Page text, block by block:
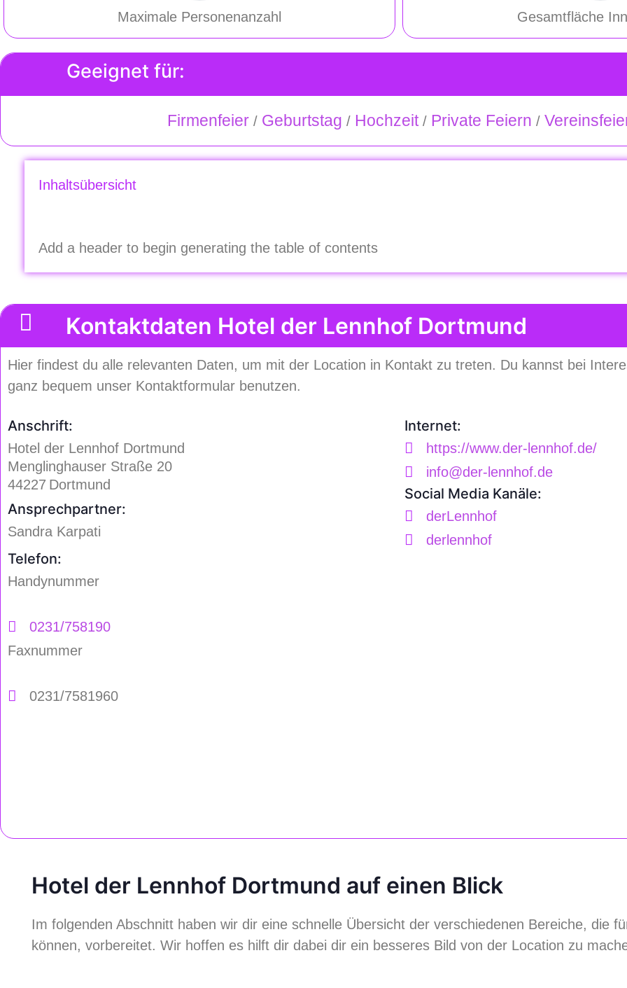
Maximale Personenanzahl Gesamtfläche
Geeignet für:
Firmenfeier / Geburtstag / Hochzeit/ Private Feiern /
Inhaltsübersicht
Add a header to begin generating the table of contents
Kontaktdaten Hotel der Lennhof Dortmund
Hier findest du alle relevanten Daten, um mit der Location in Kontakt zu treten. Du kannst bei
ganz bequem unser Kontaktformular benutzen.
Anschrift:
Hotel der Lennhof Dortmund
Menglinghauser Straße 20
44227 Dortmund
Ansprechpartner:
Sandra Karpati
Telefon:
Handynummer
0231/758190
Faxnummer
0231/7581960
Internet:
https://www.der-lennhof.de/
info@der-lennhof.de
Social Media Kanäle:
derLennhof
derlennhof
Hotel der Lennhof Dortmund auf einen Blick
Im folgenden Abschnitt haben wir dir eine schnelle Übersicht der verschiedenen Bereiche, die
können, vorbereitet. Wir hoffen es hilft dir dabei dir ein besseres Bild von der Location zu